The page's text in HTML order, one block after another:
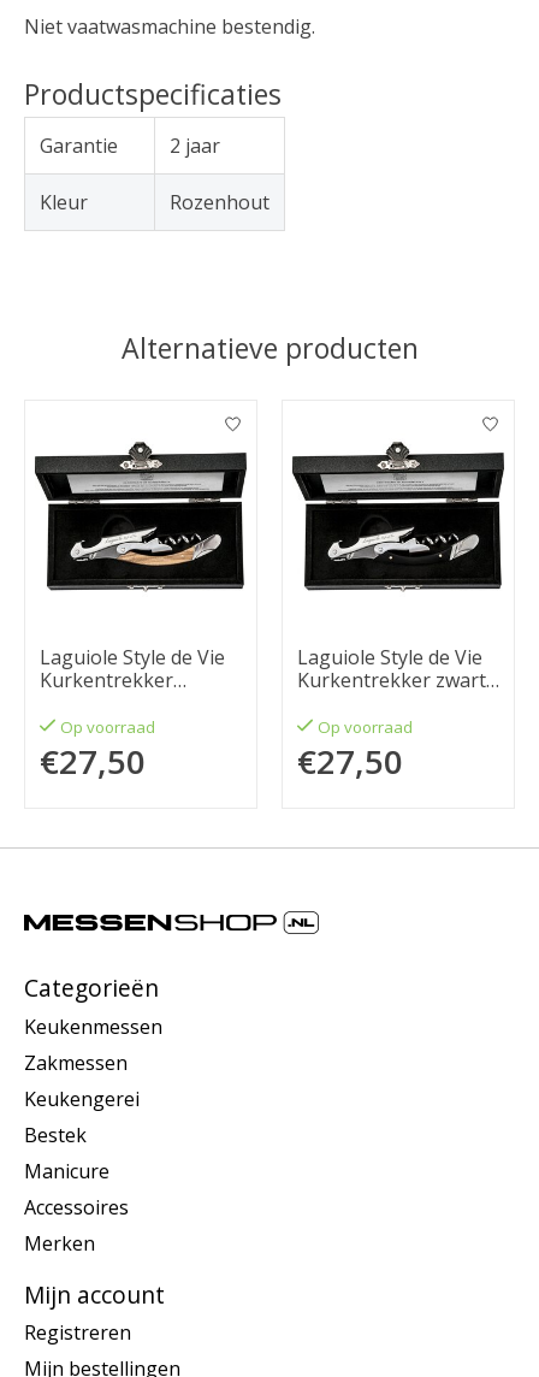
Niet vaatwasmachine bestendig.
Productspecificaties
Garantie 2 jaar
Kleur Rozenhout
Alternatieve producten
Items van productcarrousel
Laguiole Style de Vie
Kurkentrekker
Op voorraad
€27,50
Laguiole Style de Vie
Kurkentrekker zwart
Op voorraad
€27,50
Categorieën
Keukenmessen
Zakmessen
Keukengerei
Bestek
Manicure
Accessoires
Merken
Mijn account
Registreren
Mijn bestellingen